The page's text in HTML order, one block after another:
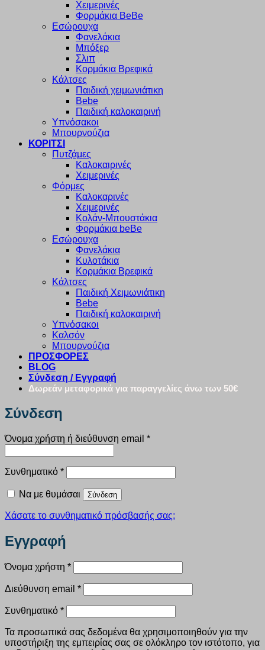
Χειμερινές
Φορμάκια BeBe
Εσώρουχα
Φανελάκια
Μπόξερ
Σλιπ
Κορμάκια Βρεφικά
Κάλτσες
Παιδική χειμωνιάτικη
Bebe
Παιδική καλοκαιρινή
Υπνόσακοι
Μπουρνούζια
ΚΟΡΙΤΣΙ
Πυτζάμες
Καλοκαιρινές
Χειμερινές
Φόρμες
Καλοκαρινές
Χειμερινές
Κολάν-Μπουστάκια
Φορμάκια beBe
Εσώρουχα
Φανελάκια
Κυλοτάκια
Κορμάκια Βρεφικά
Κάλτσες
Παιδική Χειμωνιάτικη
Bebe
Παιδική καλοκαιρινή
Υπνόσακοι
Καλσόν
Μπουρνούζια
ΠΡΟΣΦΟΡΕΣ
BLOG
Σύνδεση / Εγγραφή
Δωρεάν μεταφορικά για παραγγελίες άνω των 50€
Σύνδεση
Όνομα χρήστη ή διεύθυνση email *Απαιτείται
Συνθηματικό *Απαιτείται
Να με θυμάσαι Σύνδεση
Χάσατε το συνθηματικό πρόσβασής σας;
Εγγραφή
Όνομα χρήστη *Απαιτείται
Διεύθυνση email *Απαιτείται
Συνθηματικό *Απαιτείται
Τα προσωπικά σας δεδομένα θα χρησιμοποιηθούν για την
υποστήριξη της εμπειρίας σας σε ολόκληρο τον ιστότοπο, για